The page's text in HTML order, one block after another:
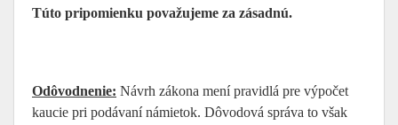
Túto pripomienku považujeme za zásadnú.
Odôvodnenie: Návrh zákona mení pravidlá pre výpočet
kaucie pri podávaní námietok. Dôvodová správa to však